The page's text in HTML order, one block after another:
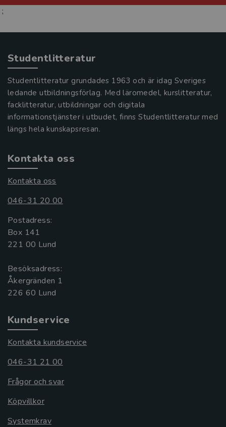
;
Studentlitteratur
Studentlitteratur grundades 1963 och är idag Sveriges
ledande utbildningsförlag. Med läromedel, kurslitteratur,
facklitteratur, utbildningar och digitala
informationstjänster i utbudet, finns Studentlitteratur med
längs hela kunskapsresan.
Kontakta oss
Kontakta oss
046-31 20 00
Postadress:
Box 141
221 00 Lund
Besöksadress:
Åkergränden 1
Kundservice
Kontakta kundservice
046-31 21 00
Frågor och svar
Köpvillkor
Systemkrav